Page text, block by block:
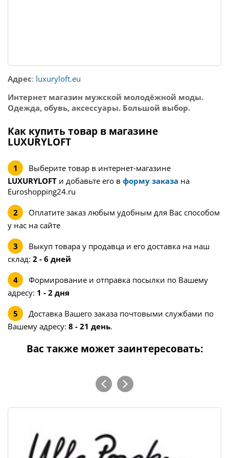
Адрес: luxuryloft.eu
Интернет магазин мужской молодёжной моды.
Одежда, обувь, аксессуары. Большой выбор.
Как купить товар в магазине
LUXURYLOFT
Выберите товар в интернет-магазине
LUXURYLOFT и добавьте его в форму заказа на
Euroshopping24.ru
Оплатите заказ любым удобным для Вас способом
у нас на сайте
Выкуп товара у продавца и его доставка на наш
склад: 2 - 6 дней
Формирование и отправка посылки по Вашему
адресу: 1 - 2 дня
Доставка Вашего заказа почтовыми службами по
Вашему адресу: 8 - 21 день.
Вас также может заинтересовать: